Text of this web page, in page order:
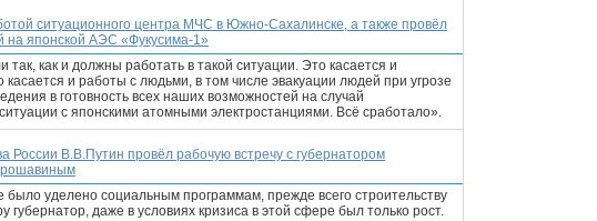
ситуационного центра МЧС в Южно-Сахалинске, а также провёл
на японской АЭС «Фукусима-1»
как и должны работать в такой ситуации. Это касается и
и работы с людьми, в том числе эвакуации людей при угрозе
в готовность всех наших возможностей на случай
с японскими атомными электростанциями. Всё сработало».
России В.В.Путин провёл рабочую встречу с губернатором
уделено социальным программам, прежде всего строительству
губернатор, даже в условиях кризиса в этой сфере был только рост.